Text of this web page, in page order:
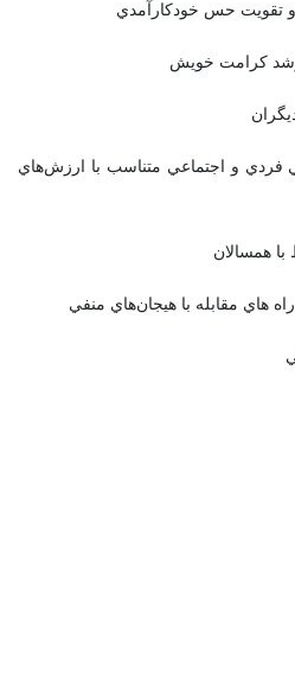
فردي و اجتماعي متناسب با ارزش‌هاي